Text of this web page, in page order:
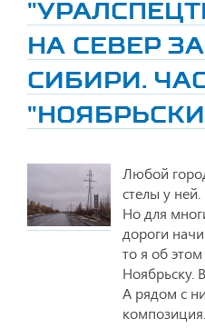
НА СЕВЕР
СИБИРИ.
Любой
стелы у ней.
Но для
дороги
то я об
Ноябрьску.
А рядом с
композиция...